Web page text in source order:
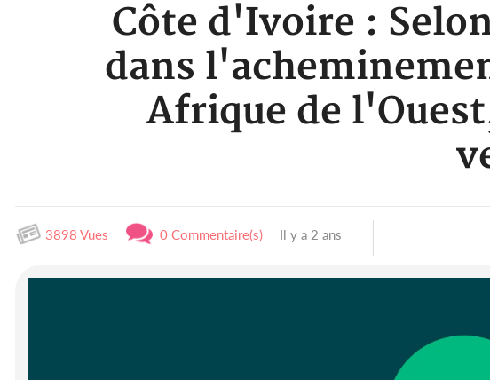
Côte d'Ivoire :
dans
Afrique de
3898 Vues 0 Commentaire(s) Il y a 2 ans